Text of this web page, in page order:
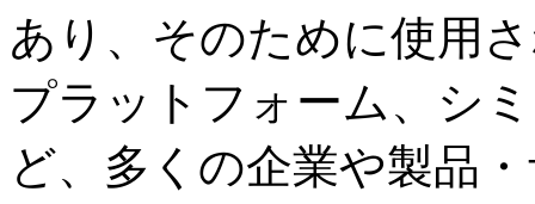
あり、そのために使用
プラットフォーム、シ
ど、多くの企業や製品